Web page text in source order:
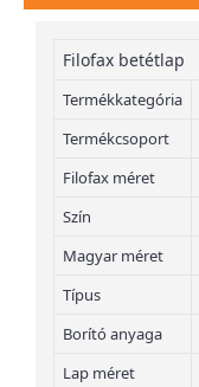
Filofax betétlap
Termékkategória
Termékcsoport
Filofax méret
Szín
Magyar méret
Típus
Borító anyaga
Lap méret